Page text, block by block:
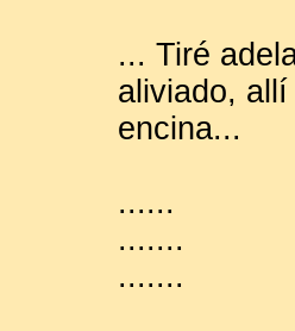
... Tiré
aliviado,
encina...
......
.......
.......